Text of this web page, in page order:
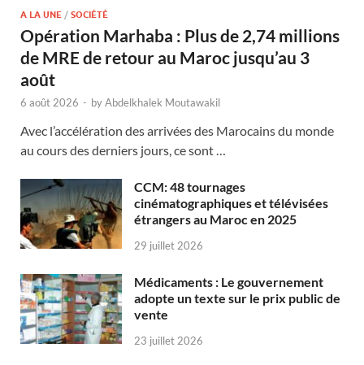
A LA UNE / SOCIÉTÉ
Opération Marhaba : Plus de 2,74 millions
de MRE de retour au Maroc jusqu’au 3
août
6 août 2026 - byAbdelkhalek Moutawakil
Avec l’accélération des arrivées des Marocains du monde
au cours des derniers jours, ce sont …
CCM: 48 tournages
cinématographiques et télévisées
étrangers au Maroc en 2025
29 juillet 2026
Médicaments : Le gouvernement
adopte un texte sur le prix public de
vente
23 juillet 2026